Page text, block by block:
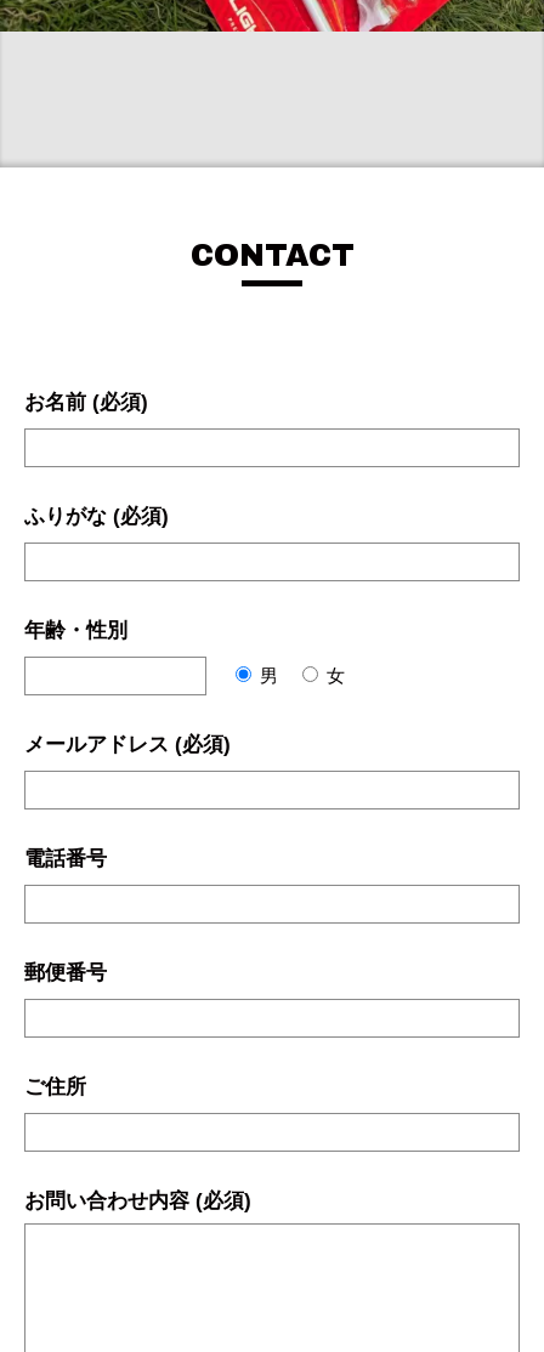
CONTACT
お名前 (必須)
ふりがな (必須)
年齢・性別
男 女
メールアドレス (必須)
電話番号
郵便番号
ご住所
お問い合わせ内容 (必須)